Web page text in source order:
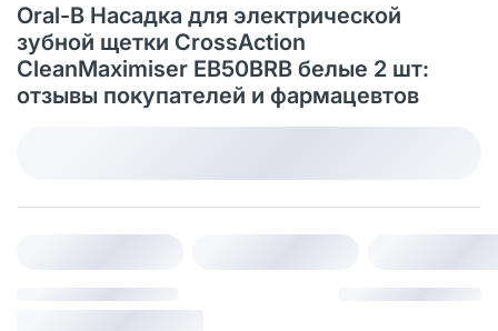
Oral-B Насадка для электрической
зубной щетки CrossAction
CleanMaximiser EB50BRB белые 2 шт:
отзывы покупателей и фармацевтов